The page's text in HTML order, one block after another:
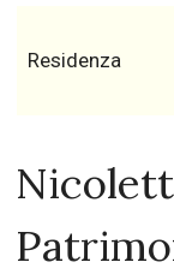
Residenza